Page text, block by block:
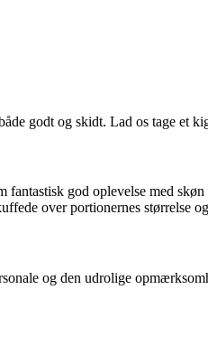
godt og skidt. Lad os tage et
god oplevelse med
over portionernes størrelse
og den udrolige